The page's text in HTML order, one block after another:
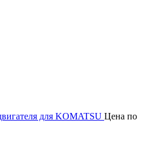
для KOMATSU Цена по